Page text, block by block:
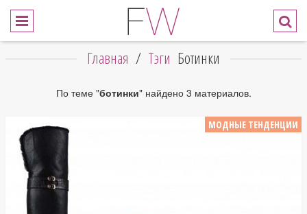
Главная / Тэги Ботинки
По теме "ботинки" найдено 3 материалов.
МОДНЫЕ ТЕНДЕНЦИИ